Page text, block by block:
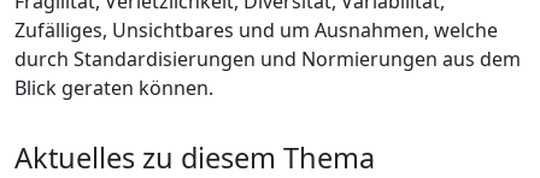
Zufälliges, Unsichtbares und um Ausnahmen, welche
durch Standardisierungen und Normierungen aus dem
Blick geraten können.
Aktuelles zu diesem Thema